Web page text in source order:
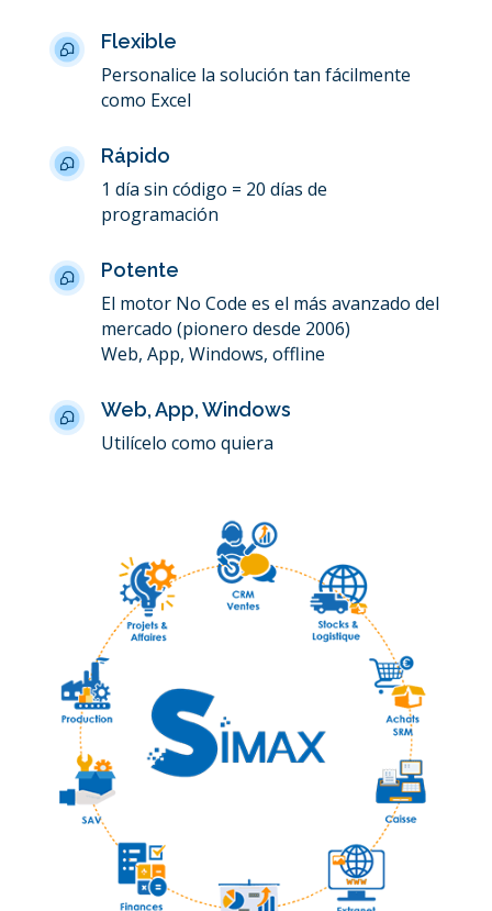
Flexible
Personalice la solución tan fácilmente
como Excel
Rápido
1 día sin código = 20 días de
programación
Potente
El motor No Code es el más avanzado del
mercado (pionero desde 2006)
Web, App, Windows, offline
Web, App, Windows
Utilícelo como quiera